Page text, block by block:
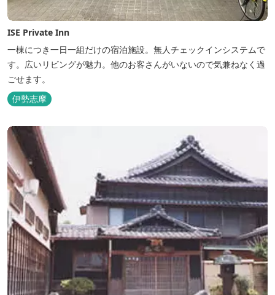
ISE Private Inn
一棟につき一日一組だけの宿泊施設。無人チェックインシステムで
す。広いリビングが魅力。他のお客さんがいないので気兼ねなく過
ごせます。
伊勢志摩